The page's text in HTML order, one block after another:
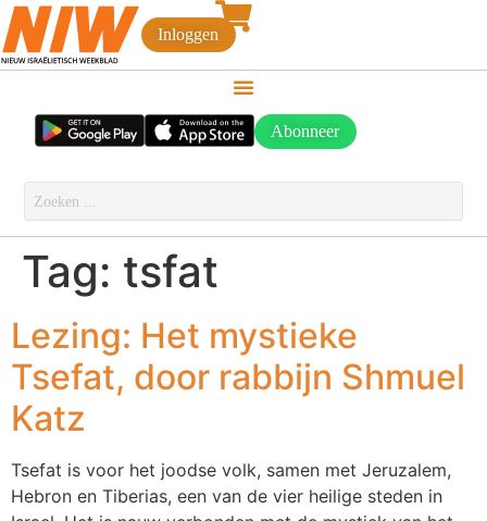
Inloggen
Abonneer
Tag: tsfat
Lezing: Het mystieke
Tsefat, door rabbijn Shmuel
Katz
Tsefat is voor het joodse volk, samen met Jeruzalem,
Hebron en Tiberias, een van de vier heilige steden in